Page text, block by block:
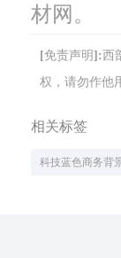
材网。
[免责声明]:西
权，请勿作他
相关标签
科技蓝色商务背